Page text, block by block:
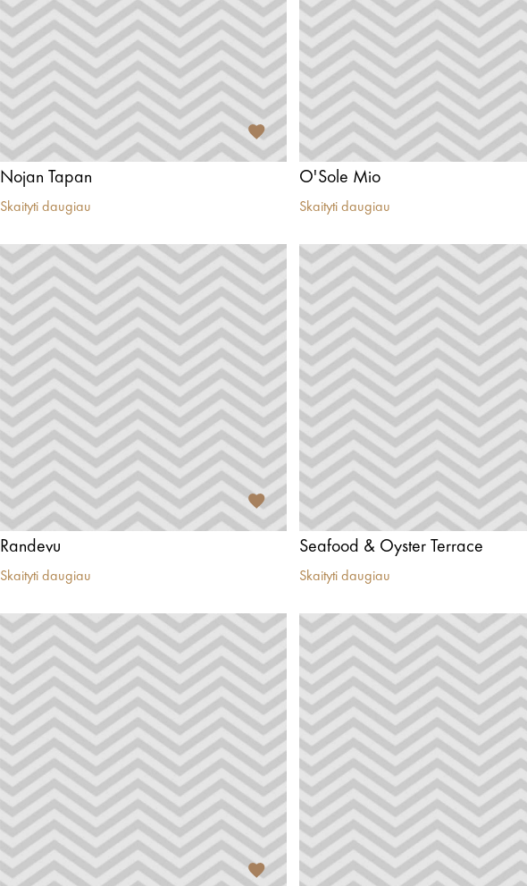
Nojan Tapan
Skaityti daugiau
O'Sole Mio
Skaityti daugiau
Randevu
Skaityti daugiau
Seafood & Oyster Terrace
Skaityti daugiau